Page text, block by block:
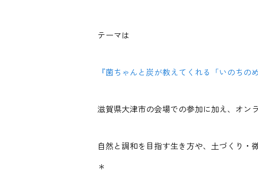
テーマは
『菌ちゃんと炭が教えてくれる「いのちの
滋賀県大津市の会場での参加に加え、オン
自然と調和を目指す生き方や、土づくり・
＊